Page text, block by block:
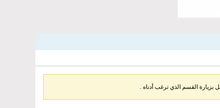
القسم الذي ترغب أدناه .